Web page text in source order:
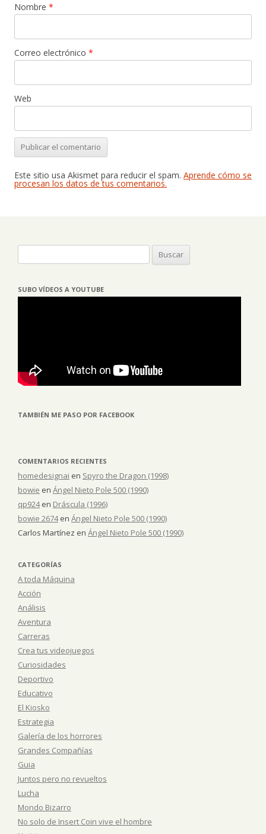
Nombre *
Correo electrónico *
Web
Este sitio usa Akismet para reducir el spam. Aprende cómo se
procesan los datos de tus comentarios.
SUBO VÍDEOS A YOUTUBE
TAMBIÉN ME PASO POR FACEBOOK
COMENTARIOS RECIENTES
homedesignai en Spyro the Dragon (1998)
bowie en Ángel Nieto Pole 500 (1990)
qp924en Dráscula (1996)
bowie 2674en Ángel Nieto Pole 500 (1990)
Carlos Martínez en Ángel Nieto Pole 500 (1990)
CATEGORÍAS
A toda Máquina
Acción
Análisis
Aventura
Carreras
Crea tus videojuegos
Curiosidades
Deportivo
Educativo
El Kiosko
Estrategia
Galería de los horrores
Grandes Compañías
Guia
Juntos pero no revueltos
Lucha
Mondo Bizarro
No solo de Insert Coin vive el hombre